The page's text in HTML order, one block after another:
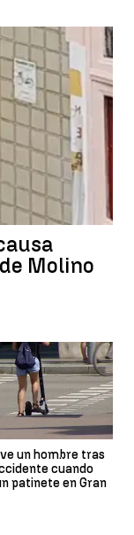
Molino
un hombre tras
cuando
patinete en Gran